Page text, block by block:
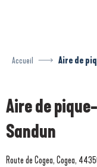
Accueil Aire de
Aire de
Sandun
Route de Cogea, Cogea,